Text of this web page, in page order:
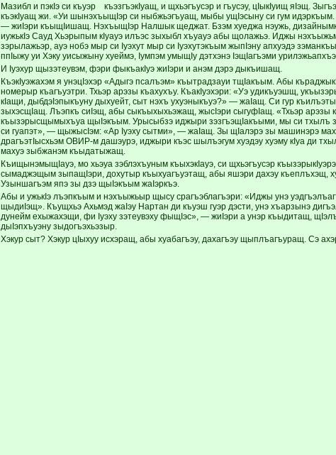
Мазибл и пэкIэ си къуэр къэз­гъэкIуащ, и щхьэгъусэр и гъусэу, цIыкIуищ яIэщ.
къэкIуащ жи. «Уи шынэхъыщIэр си ныбжьэгъуащ, мыбы ущIэсыну си гум
— жиIэри къыщIишащ. НэхъыщIэр Налшык щеджат. Бзэм хуе­джа нэужь,
иужькIэ Сауд Хьэрыпым кIуауэ илъэс зыхыбл хъуауэ абы щолажьэ. Иджы
зэрылажьэр, ауэ нобэ мыр си Iуэхут мыр си Iуэхутэкъым жыпIэну апхуэдэ
ппIыжу уи Хэку уисыжыну хуеймэ, Iумпэм умыщIу дэтхэнэ IэщIагъэми
И Iуэхур щызэтеувэм, фэри фыкъа­кIуэ жиIэри и анэм дэрэ дыкъишащ.
КъэкIуэжахэм я унэцIэхэр «Адыгэ псалъэм» къытрадзауи тщIакъым. Абы
номерыр къагъуэтри. Тхьэр арэзы къахухъу. КъакIуэхэри: «Уэ удикъуэшщ,
кIащи, дыбдэIэпыкъуну дыхуейт, сыт нэхъ ухуэныкъуэ?» — жаIащ. Си гур
зыхэсщIащ. Лъэпкъ сиIэщ, абы сыкъыхыхьэжащ, жысIэри сыгуфIащ. «Тхьэр
къызэрысщымыхъуа щыIэ­къым. Урысыбзэ иджыри зэзгъэ­щIа­къыми, мы си тхылъ
си гуапэт», — щыжысIэм: «Ар Iуэху сытми», — жа­Iащ. Зы щIалэрэ зы машинэрэ
драгъэтIысхьэм ОВИР-м дашэурэ, иджыри къэс шылъэгум хуэдэу хуэму кIуа ди
махуэ зыбжанэм къыда­ты­жащ.
КъищынэмыщIауэ, мо хьэуа зэблэ­хъу­ным къыхэкIауэ, си щхьэгъусэр
сымаджэщым зыпащIэри, дохутыр къыхуагъуэтащ, абы яшэри дахэу къеплъхэщ,
Узыншагъэм япэ зы дзэ щыIэкъым жаIэркъэ.
Абы и ужькIэ лъэпкъым и нэхъыжьыр щысу срагъэблагъэри: «Иджы унэ
щыдиIэщ». Къущхьэ Ахьмэд жаIэу Нартан ди къуэш гуэр дэсти, унэ хъарзынэ
дунейм ехыжахэщи, фи Iуэху зэтеувэху фы­щIэс», — жиIэри а унэр къыдитащ,
дыIэпхъуэну зыдогъэхьэзыр.
Хэкур сыт? Хэкур цIыхуу исхэращ, абы хуабагъэу, дахагъэу щыплъа­гъуращ. Сэ